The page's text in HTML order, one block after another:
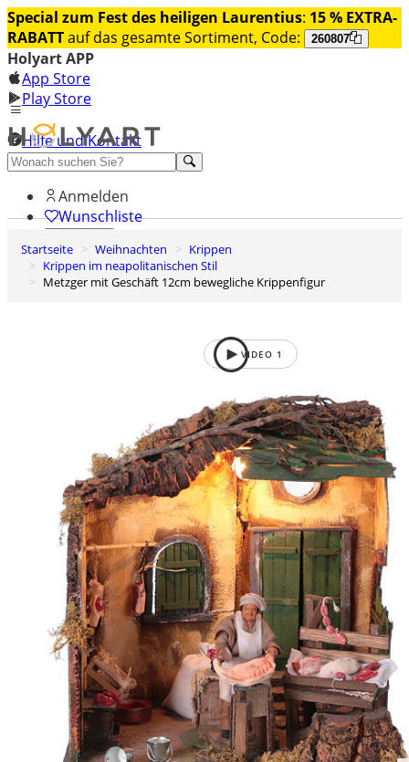
Special zum Fest des heiligen Laurentius: 15 % EXTRA-
RABATTauf das gesamte Sortiment, Code: 260807
Holyart APP
App Store
Play Store
Hilfe und Kontakt
Entdecken Sie Premium
Anmelden
Wunschliste
0
Warenkorb
Startseite Weihnachten
Krippen
Krippen im neapolitanischen Stil
Metzger mit Geschäft 12cm bewegliche Krippenfigur
VIDEO 1